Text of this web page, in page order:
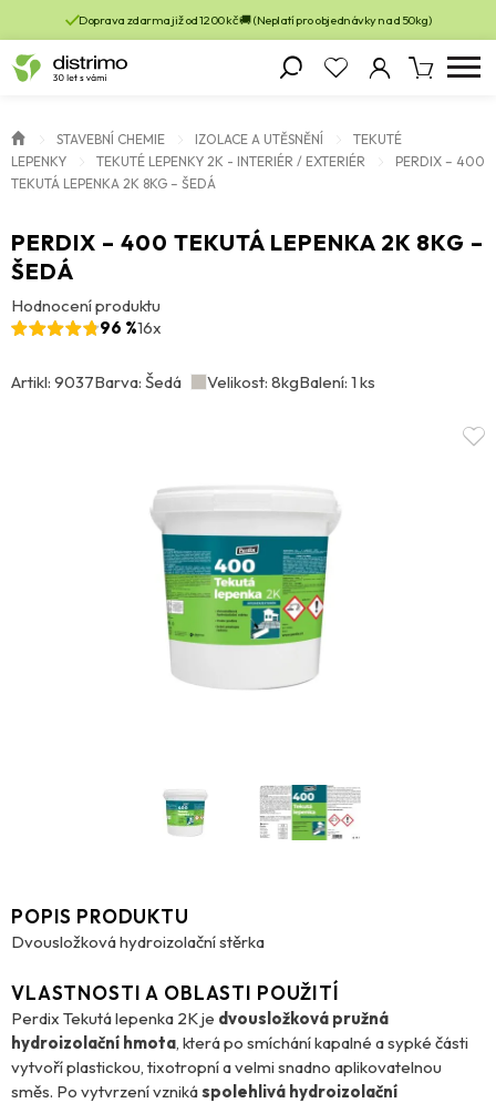
Doprava zdarma již od 1200 kč 🚚 (Neplatí pro objednávky nad 50kg)
STAVEBNÍ CHEMIE IZOLACE A UTĚSNĚNÍ
TEKUTÉ
LEPENKY
TEKUTÉ LEPENKY 2K - INTERIÉR / EXTERIÉR
PERDIX – 400
TEKUTÁ LEPENKA 2K 8KG – ŠEDÁ
PERDIX – 400 TEKUTÁ LEPENKA 2K 8KG –
ŠEDÁ
Hodnocení produktu
96 %16x
Artikl: 9037Barva: Šedá Velikost: 8kgBalení: 1 ks
POPIS PRODUKTU
Dvousložková hydroizolační stěrka
VLASTNOSTI A OBLASTI POUŽITÍ
Perdix Tekutá lepenka 2K je dvousložková pružná
hydroizolační hmota, která po smíchání kapalné a sypké části
vytvoří plastickou, tixotropní a velmi snadno aplikovatelnou
směs. Po vytvrzení vznikáspolehlivá hydroizolační